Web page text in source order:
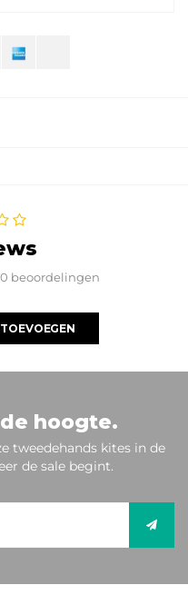
beoordelingen
hoogte.
tweedehands kites in de
de sale begint.